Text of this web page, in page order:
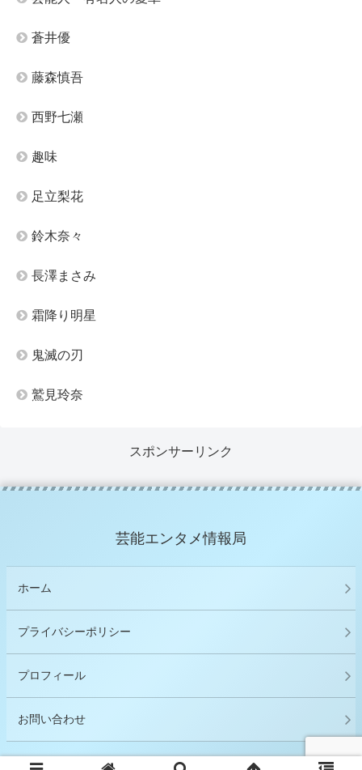
蒼井優
藤森慎吾
西野七瀬
趣味
足立梨花
鈴木奈々
長澤まさみ
霜降り明星
鬼滅の刃
鷲見玲奈
スポンサーリンク
芸能エンタメ情報局
ホーム
プライバシーポリシー
プロフィール
お問い合わせ